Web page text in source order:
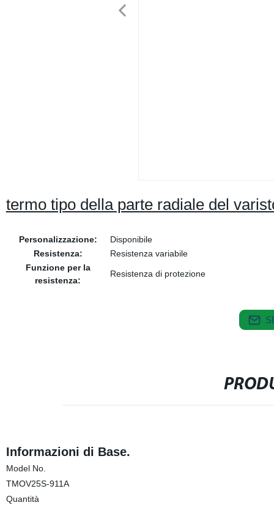
termo tipo della parte radiale del
Personalizzazione:
Disponibile
Resistenza:
Resistenza variabile
Funzione per la
resistenza:
Resistenza di protezione
Informazioni di Base.
Model No.
TMOV25S-911A
Quantità